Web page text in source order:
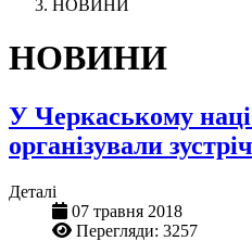
НОВИНИ
НОВИНИ
У Черкаському
організували
Деталі
07 травня 2018
Перегляди: 3257